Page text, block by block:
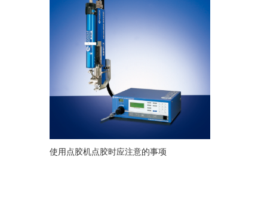
使用点胶机点胶时应注意的事项